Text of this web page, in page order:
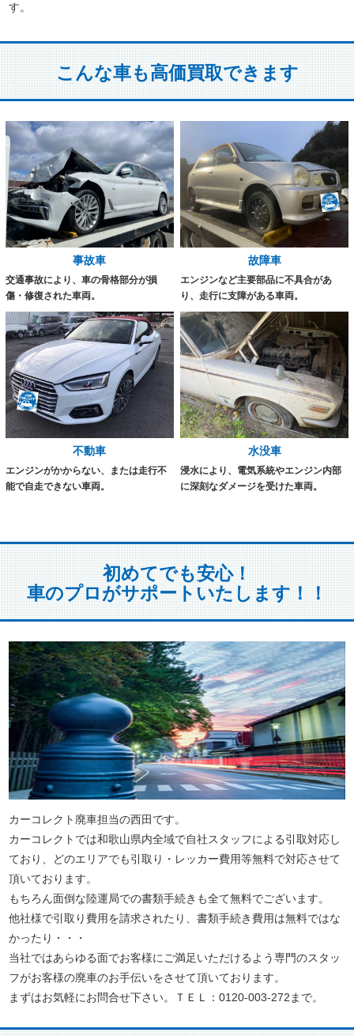
す。
こんな車も高価買取できます
事故車
交通事故により、車の骨格部分が損
傷・修復された車両。
故障車
エンジンなど主要部品に不具合があ
り、走行に支障がある車両。
不動車
エンジンがかからない、または走行不
能で自走できない車両。
水没車
浸水により、電気系統やエンジン内部
に深刻なダメージを受けた車両。
初めてでも安心！
車のプロがサポートいたします！！
カーコレクト廃車担当の西田です。
カーコレクトでは和歌山県内全域で自社スタッフによる引取対応し
ており、どのエリアでも引取り・レッカー費用等無料で対応させて
頂いております。
もちろん面倒な陸運局での書類手続きも全て無料でございます。
他社様で引取り費用を請求されたり、書類手続き費用は無料ではな
かったり・・・
当社ではあらゆる面でお客様にご満足いただけるよう専門のスタッ
フがお客様の廃車のお手伝いをさせて頂いております。
まずはお気軽にお問合せ下さい。ＴＥＬ：0120-003-272まで。